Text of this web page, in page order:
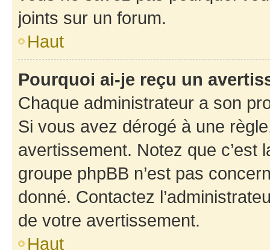
joints sur un forum.
Haut
Pourquoi ai-je reçu un
Chaque administrateur a son
Si vous avez dérogé à une
avertissement. Notez que c’est
groupe phpBB n’est pas
donné. Contactez
de votre avertissement.
Haut